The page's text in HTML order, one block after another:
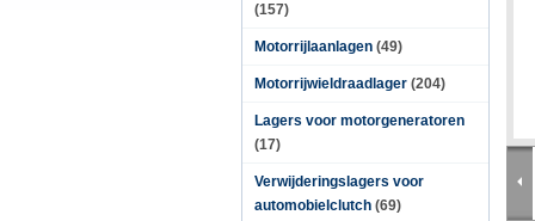
(157)
Motorrijlaanlagen (49)
Motorrijwieldraadlager (204)
Lagers voor motorgeneratoren
(17)
Verwijderingslagers voor
automobielclutch (69)